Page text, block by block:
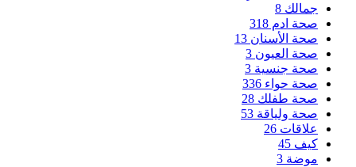
جمالك 8
صحة ادم 318
صحة الأسنان 13
صحة العيون 3
صحة جنسية 3
صحة حواء 336
صحة طفلك 28
صحة ولياقة 53
علاقات 26
كيف 45
موضة 3